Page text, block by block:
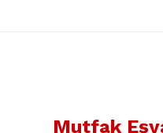
Mutfak